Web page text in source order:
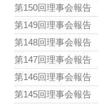
第150回理事会報告
第149回理事会報告
第148回理事会報告
第147回理事会報告
第146回理事会報告
第145回理事会報告